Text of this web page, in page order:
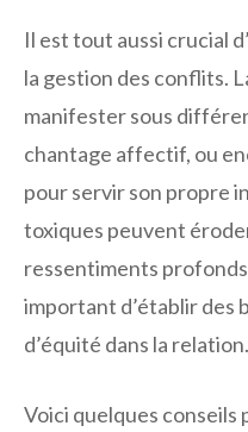
Il est tout aussi crucial
la gestion des conflits.
manifester sous
chantage affectif, ou
pour servir son propre
toxiques peuvent
ressentiments
important d’établir des
d’équité dans la relation.
Voici quelques conseils